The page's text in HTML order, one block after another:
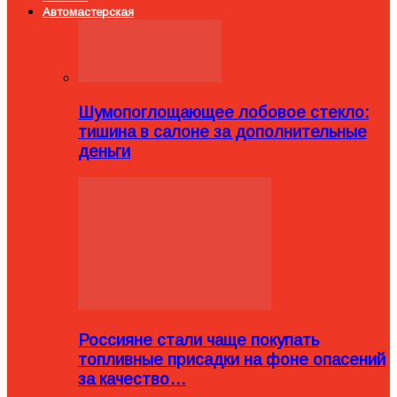
Автомастерская
Шумопоглощающее лобовое стекло:
тишина в салоне за дополнительные
деньги
Россияне стали чаще покупать
топливные присадки на фоне опасений
за качество…